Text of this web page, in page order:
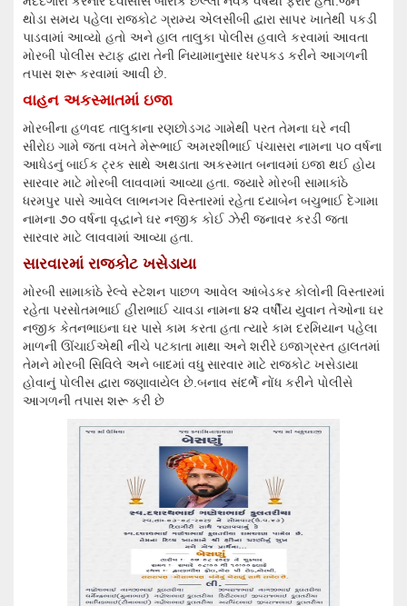
થોડા સમય પહેલા રાજકોટ ગ્રામ્ય એલસીબી દ્વારા સાપર ખાતેથી પકડી
પાડવામાં આવ્યો હતો અને હાલ તાલુકા પોલીસ હવાલે કરવામાં આવતા
મોરબી પોલીસ સ્ટાફ દ્વારા તેની નિયામાનુસાર ધરપકડ કરીને આગળની
તપાસ શરૂ કરવામાં આવી છે.
વાહન અકસ્માતમાં ઇજા
મોરબીના હળવદ તાલુકાના રણછોડગઢ ગામેથી પરત તેમના ઘરે નવી
સીરોઇ ગામે જતા વખતે મેરૂભાઈ અમરશીભાઈ પંચાસરા નામના ૫૦ વર્ષના
આધેડનું બાઈક ટ્રક સાથે અથડાતા અકસ્માત બનાવમાં ઇજા થઈ હોય
સારવાર માટે મોરબી લાવવામાં આવ્યા હતા. જ્યારે મોરબી સામાકાંઠે
ધરમપુર પાસે આવેલ લાભનગર વિસ્તારમાં રહેતા દયાબેન બચુભાઈ દેગામા
નામના ૭૦ વર્ષના વૃદ્ધાને ઘર નજીક કોઈ ઝેરી જનાવર કરડી જતા
સારવાર માટે લાવવામાં આવ્યા હતા.
સારવારમાં રાજકોટ ખસેડાયા
મોરબી સામાકાંઠે રેલ્વે સ્ટેશન પાછળ આવેલ આંબેડકર કોલોની વિસ્તારમાં
રહેતા પરસોતમભાઈ હીરાભાઈ ચાવડા નામના ૪૨ વર્ષીય યુવાન તેઓના ઘર
નજીક કેતનભાઇના ઘર પાસે કામ કરતા હતા ત્યારે કામ દરમિયાન પહેલા
માળની ઊંચાઈએથી નીચે પટકાતા માથા અને શરીરે ઇજાગ્રસ્ત હાલતમાં
તેમને મોરબી સિવિલે અને બાદમાં વધુ સારવાર માટે રાજકોટ ખસેડાયા
હોવાનું પોલીસ દ્વારા જણાવાયેલ છે.બનાવ સંદર્ભે નોંધ કરીને પોલીસે
આગળની તપાસ શરૂ કરી છે